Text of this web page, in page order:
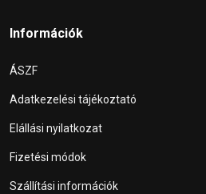
Információk
ÁSZF
Adatkezelési tájékoztató
Elállási nyilatkozat
Fizetési módok
Szállítási információk